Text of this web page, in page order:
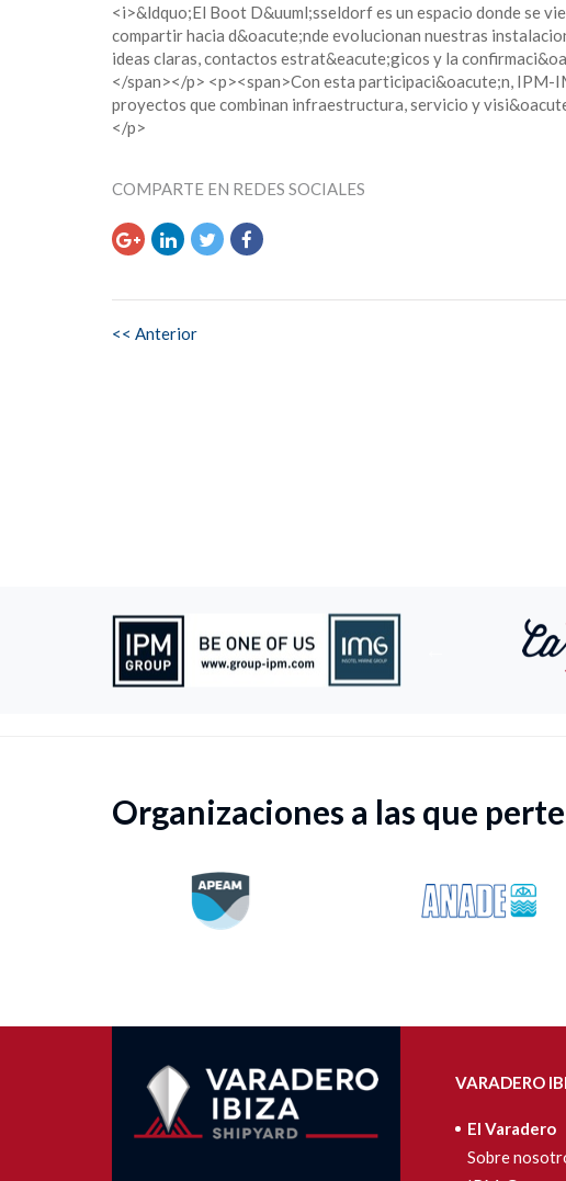
<i>&ldquo;El Boot D&uuml;sseldorf es un espacio donde se
compartir hacia d&oacute;nde evolucionan nuestras
ideas claras, contactos estrat&eacute;gicos y la
</span></p> <p><span>Con esta participaci&oacute;n,
proyectos que combinan infraestructura, servicio y
</p>
COMPARTE EN REDES SOCIALES
<< Anterior
Organizaciones a las que
VARADERO
El Varadero
Sobre